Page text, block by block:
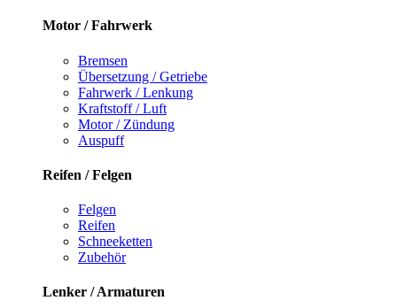
Motor / Fahrwerk
Bremsen
Übersetzung / Getriebe
Fahrwerk / Lenkung
Kraftstoff / Luft
Motor / Zündung
Auspuff
Reifen / Felgen
Felgen
Reifen
Schneeketten
Zubehör
Lenker / Armaturen